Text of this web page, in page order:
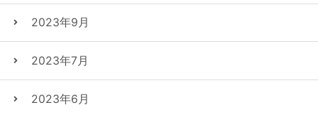
2023年9月
2023年7月
2023年6月